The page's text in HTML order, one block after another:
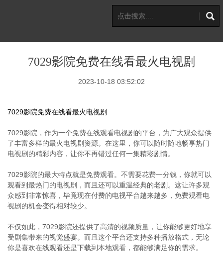
7029影院免费在线看最火电视剧
2023-10-18 03:52:02
7029影院免费在线看最火电视剧
7029影院，作为一个免费在线观看电视剧的平台，为广大观众提供
了丰富多样的最火电视剧资源。在这里，你可以随时随地畅享热门
电视剧的精彩内容，让你不再错过任何一集精彩剧情。
7029影院的最大特点就是免费观看。不需要花费一分钱，你就可以
观看到最热门的电视剧，而且还可以重温经典的老剧。这让许多观
众感到非常惊喜，毕竟现在付费的电视平台越来越多，免费观看电
视剧的机会变得相对较少。
不仅如此，7029影院还提供了高清的视频质量，让你能够更好地享
受剧集带来的视觉盛宴。而且这个平台还支持多种播放格式，无论
你是喜欢在线观看还是下载到本地观看，都能够满足你的需求。